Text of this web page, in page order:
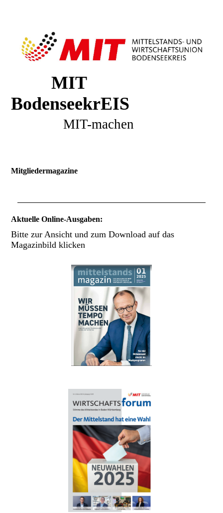
MIT
BodenseekrEIS
MIT-machen
Mitgliedermagazine
Aktuelle Online-Ausgaben:
Bitte zur Ansicht und zum Download auf das
Magazinbild klicken